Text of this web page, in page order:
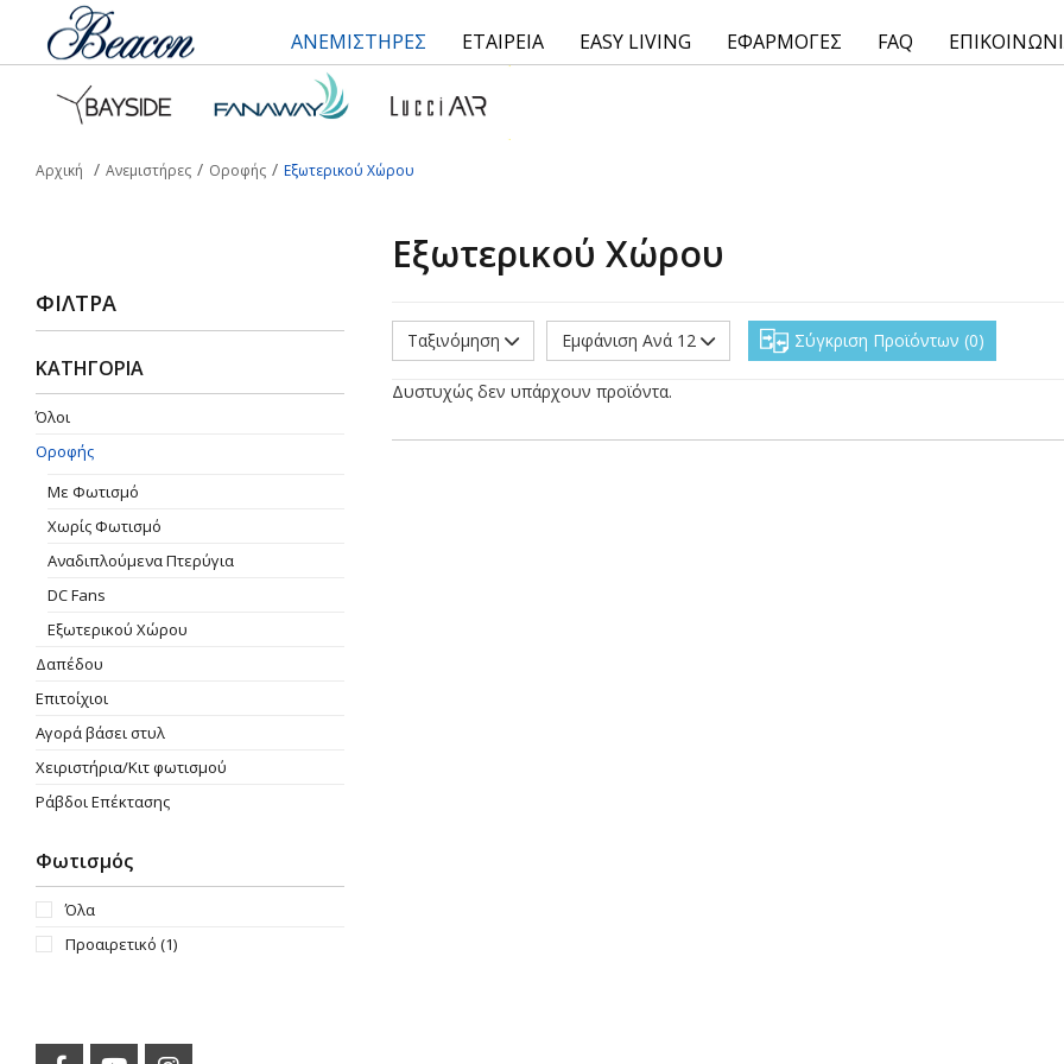
ΑΝΕΜΙΣΤΗΡΕΣ ΕΤΑΙΡΕΙΑ EASY LIVING ΕΦΑΡΜΟΓΕΣ FAQ
Αρχική Ανεμιστήρες Οροφής Εξωτερικού Χώρου
ΦΊΛΤΡΑ
ΚΑΤΗΓΟΡΙΑ
Όλοι
Οροφής
Με Φωτισμό
Χωρίς Φωτισμό
Aναδιπλούμενα Πτερύγια
DC Fans
Εξωτερικού Χώρου
Δαπέδου
Επιτοίχιοι
Αγορά βάσει στυλ
Χειριστήρια/Κιτ φωτισμού
Ράβδοι Επέκτασης
Φωτισμός
Όλα
Προαιρετικό (1)
Εξωτερικού Χώρου
Ταξινόμηση Εμφάνιση Ανά 12 Σύγκριση Προϊόντων 0
Δυστυχώς δεν υπάρχουν προϊόντα.